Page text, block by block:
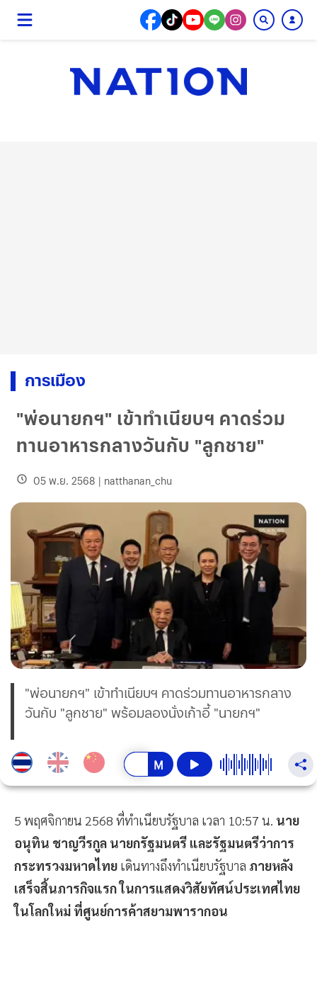
การเมือง
"พ่อนายกฯ" เข้าทำเนียบฯ คาดร่วม
ทานอาหารกลางวันกับ "ลูกชาย"
05 พ.ย. 2568 | natthanan_chu
"พ่อนายกฯ" เข้าทำเนียบฯ คาดร่วมทานอาหารกลาง
วันกับ "ลูกชาย" พร้อมลองนั่งเก้าอี้ "นายกฯ"
5 พฤศจิกายน 2568 ที่ทำเนียบรัฐบาล เวลา 10:57 น. นาย
อนุทิน ชาญวีรกูล นายกรัฐมนตรี และรัฐมนตรีว่าการ
กระทรวงมหาดไทย เดินทางถึงทำเนียบรัฐบาล ภายหลัง
เสร็จสิ้นภารกิจแรก ในการแสดงวิสัยทัศน์ประเทศไทย
ในโลกใหม่ ที่ศูนย์การค้าสยามพารากอน